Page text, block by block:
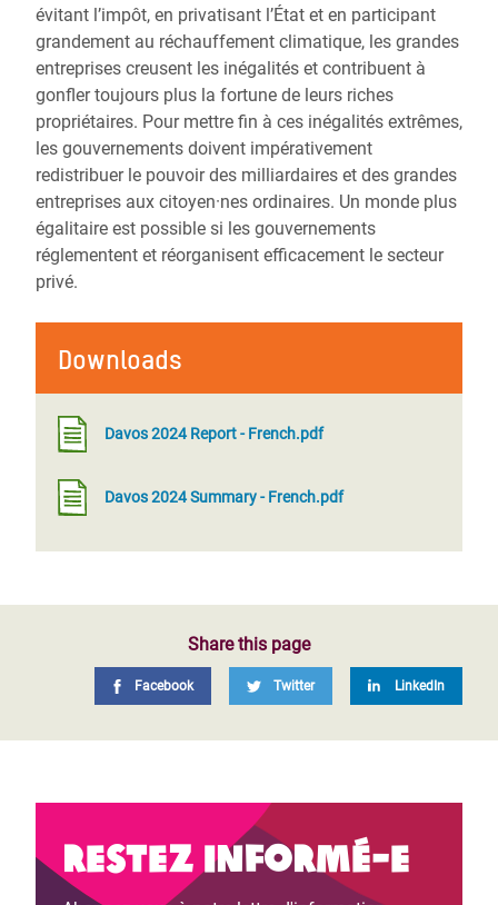
évitant l’impôt, en privatisant l’État et en participant
grandement au réchauffement climatique, les grandes
entreprises creusent les inégalités et contribuent à
gonfler toujours plus la fortune de leurs riches
propriétaires. Pour mettre fin à ces inégalités extrêmes,
les gouvernements doivent impérativement
redistribuer le pouvoir des milliardaires et des grandes
entreprises aux citoyen·nes ordinaires. Un monde plus
égalitaire est possible si les gouvernements
réglementent et réorganisent efficacement le secteur
privé.
Downloads
Davos 2024 Report - French.pdf
Davos 2024 Summary - French.pdf
Share this page
Facebook Twitter LinkedIn
Restez informé-e